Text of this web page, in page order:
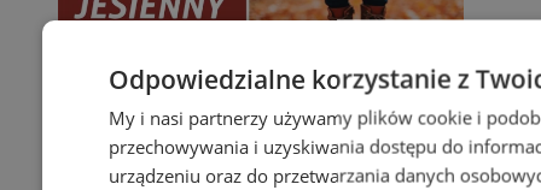
Odpowiedzialne korzystanie z
My i nasi partnerzy używamy plików cookie i
przechowywania i uzyskiwania dostępu do
urządzeniu oraz do przetwarzania danych